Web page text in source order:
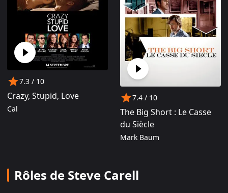
fonds spéculatifs dans The Big Short : Le Casse du
siècle. A l'affiche du Woody Allen Café Society, l'acteur
retrouve une nouvelle fois Emma Stone pour Battle of
the Sexes où il campe un ancien numéro un mondial de
tennis macho.
7.3 / 10
Crazy, Stupid, Love
Cal
7.4 / 10
The Big Short : Le Casse
du Siècle
Mark Baum
Rôles de Steve Carell